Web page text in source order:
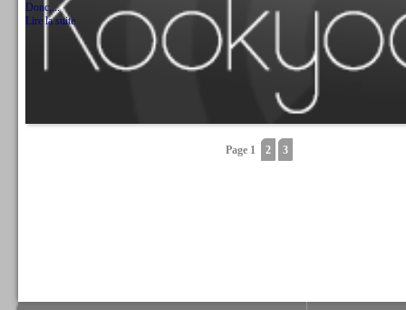
Donc,...
Lire la suite
Page 1 2 3